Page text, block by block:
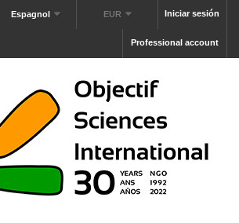
Iniciar sesión
EUR
Espagnol
Professional account